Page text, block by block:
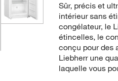
Sûr, précis et
intérieur sans
congélateur, le
étincelles, le
conçu pour des
Liebherr une
laquelle vous